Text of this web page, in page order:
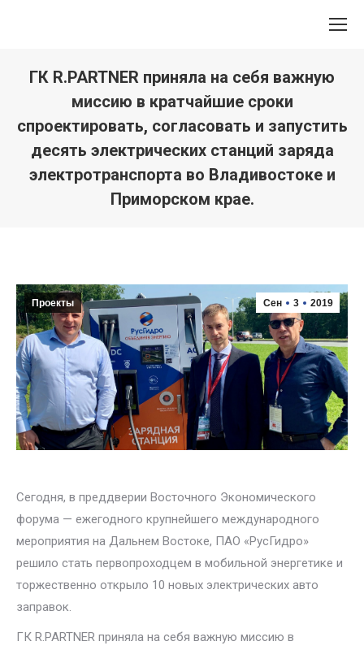
ГК R.PARTNER приняла на себя важную
миссию в кратчайшие сроки
спроектировать, согласовать и запустить
десять электрических станций заряда
электротранспорта во Владивостоке и
Приморском крае.
Сен 3 2019
Проекты
Сегодня, в преддверии Восточного Экономического
форума — ежегодного крупнейшего международного
мероприятия на Дальнем Востоке, ПАО «РусГидро»
решило стать первопроходцем в мобильной энергетике и
торжественно открыло 10 новых электрических авто
заправок.
ГК R.PARTNER приняла на себя важную миссию в